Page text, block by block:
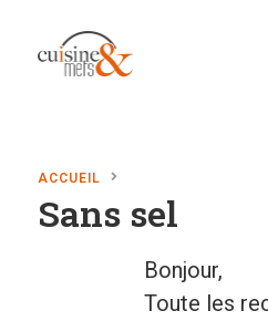
Accueil
Recettes
Apéritif, brunch…
ACCUEIL
Sans sel
Bonjour,
Toute les